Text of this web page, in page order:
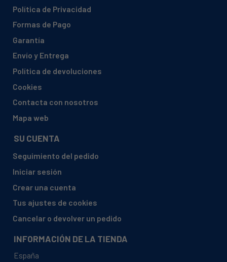
TEKA, HM825151
TEKA, HT 610 VR00
TEKA, HT-610 ME 1 BLANCO
TEKA, HT-710ME
TEKA, HT7201S98
Política de Privacidad
Formas de Pago
Garantía
Envío y Entrega
Política de devoluciones
Cookies
Contacta con nosotros
Mapa web
SU CUENTA
Seguimiento del pedido
Iniciar sesión
Crear una cuenta
Tus ajustes de cookies
Cancelar o devolver un pedido
INFORMACIÓN DE LA TIENDA
España